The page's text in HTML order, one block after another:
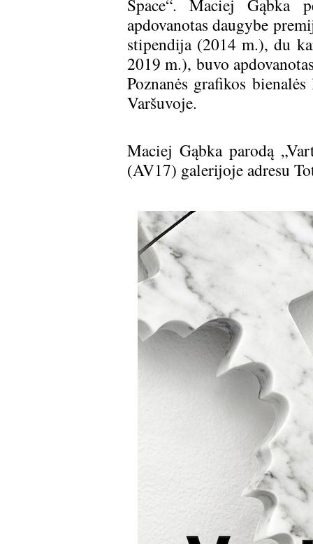
Space“. Maciej Gąbka
apdovanotas daugybe
stipendija (2014 m.), du
2019 m.), buvo
Poznanės grafikos
Varšuvoje.
Maciej Gąbka parodą
(AV17) galerijoje adresu